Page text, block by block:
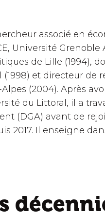
associé en
Université Grenoble
de Lille (1994),
(1998) et directeur de
(2004). Après
du Littoral, il a
(DGA) avant de
2017. Il enseigne